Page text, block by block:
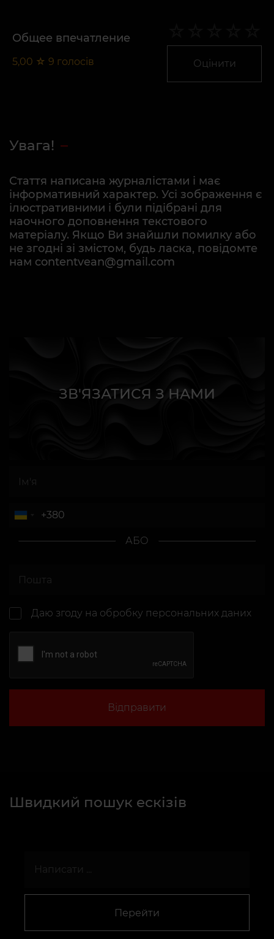
Общее впечатление
5,00 ☆ 9 голосів Оцінити
Увага!
Стаття написана журналістами і має
інформативний характер. Усі зображення є
ілюстративними і були підібрані для
наочного доповнення текстового
матеріалу. Якщо Ви знайшли помилку або
не згодні зі змістом, будь ласка, повідомте
нам contentvean@gmail.com
ЗВ'ЯЗАТИСЯ З НАМИ
АБО
Даю згоду на обробку персональних даних
Відправити
Швидкий пошук ескізів
Перейти